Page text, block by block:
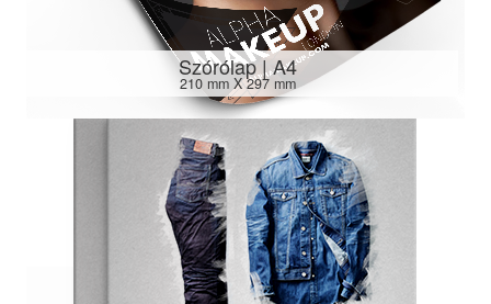
Szórólap | A4
210 mm X 297 mm